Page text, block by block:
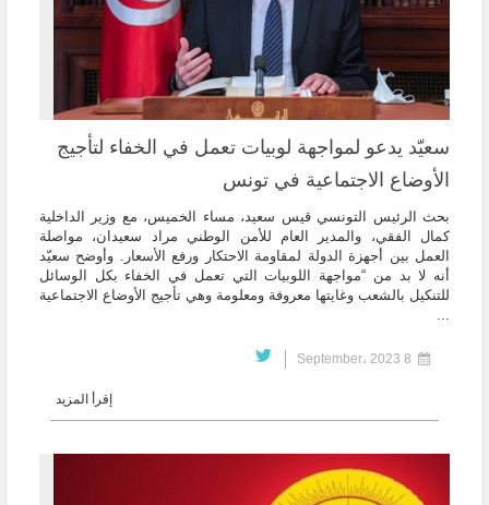
سعيّد يدعو لمواجهة لوبيات تعمل في الخفاء لتأجيج
الأوضاع الاجتماعية في تونس
بحث الرئيس التونسي قيس سعيد، مساء الخميس، مع وزير الداخلية
كمال الفقي، والمدير العام للأمن الوطني مراد سعيدان، مواصلة
العمل بين أجهزة الدولة لمقاومة الاحتكار ورفع الأسعار. وأوضح سعيّد
أنه لا بد من “مواجهة اللوبيات التي تعمل في الخفاء بكل الوسائل
للتنكيل بالشعب وغايتها معروفة ومعلومة وهي تأجيج الأوضاع الاجتماعية
...
إقرأ المزيد